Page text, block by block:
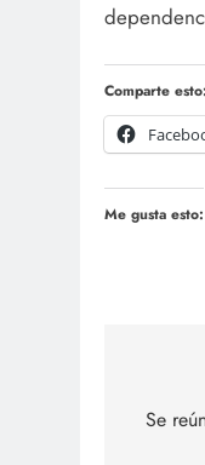
Comparte esto:
Me gusta esto:
de
Se